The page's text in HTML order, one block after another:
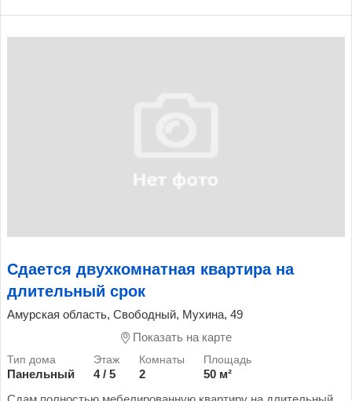
Сдается двухкомнатная квартира на
длительный срок
Амурская область, Свободный, Мухина, 49
Показать на карте
Панельный 4 / 5 2
50 м²